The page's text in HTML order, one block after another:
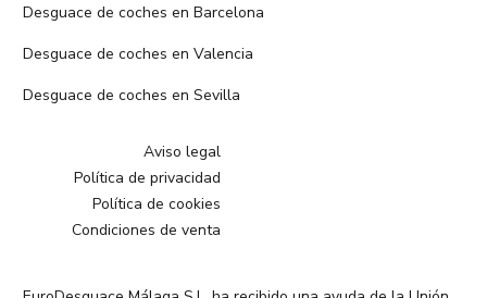
Desguace de coches en Barcelona
Desguace de coches en Valencia
Desguace de coches en Sevilla
Aviso legal
Política de privacidad
Política de cookies
Condiciones de venta